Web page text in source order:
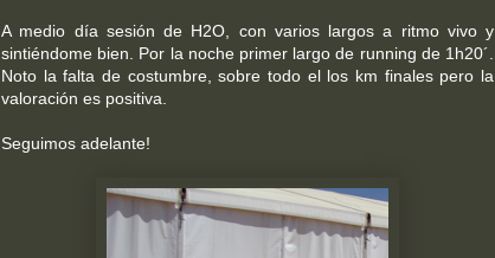
A medio día sesión de H2O, con varios largos a ritmo vivo y
sintiéndome bien. Por la noche primer largo de running de 1h20´.
Noto la falta de costumbre, sobre todo el los km finales pero la
valoración es positiva.
Seguimos adelante!